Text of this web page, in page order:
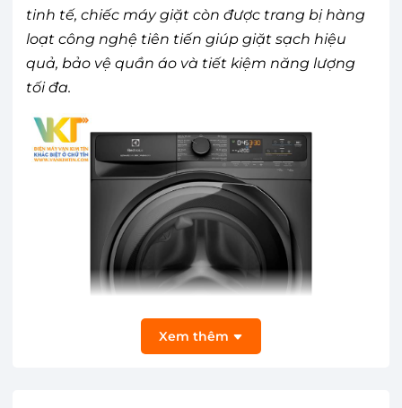
tinh tế, chiếc máy giặt còn được trang bị hàng
loạt công nghệ tiên tiến giúp giặt sạch hiệu
quả, bảo vệ quần áo và tiết kiệm năng lượng
tối đa.
Xem thêm